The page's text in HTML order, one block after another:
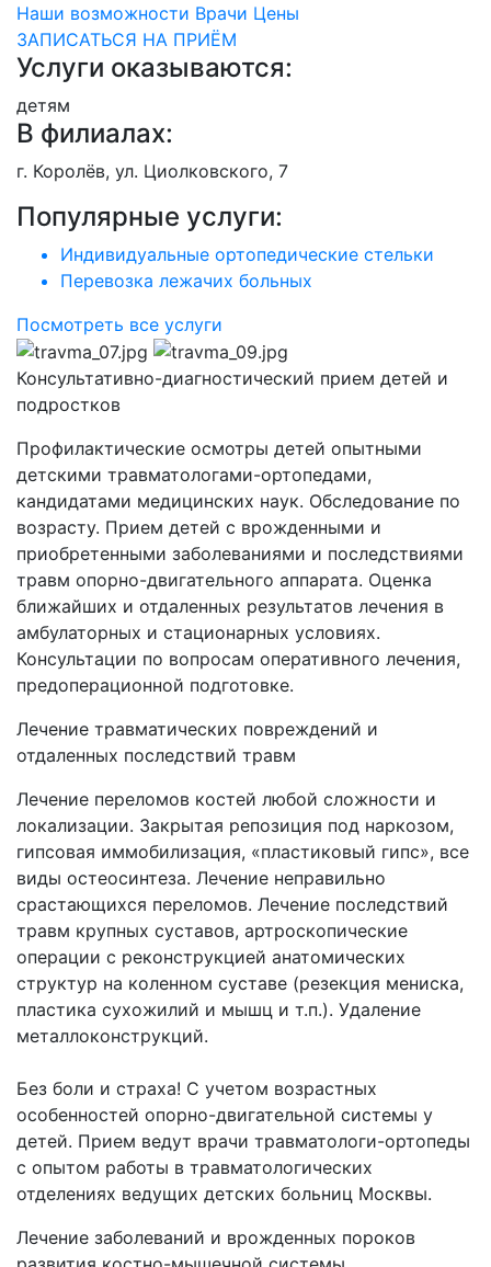
Наши возможности Врачи Цены
ЗАПИСАТЬСЯ НА ПРИЁМ
Услуги оказываются:
детям
В филиалах:
г. Королёв, ул. Циолковского, 7
Популярные услуги:
Индивидуальные ортопедические стельки
Перевозка лежачих больных
Посмотреть все услуги
Консультативно-диагностический прием детей и
подростков
Профилактические осмотры детей опытными
детскими травматологами-ортопедами,
кандидатами медицинских наук. Обследование по
возрасту. Прием детей с врожденными и
приобретенными заболеваниями и последствиями
травм опорно-двигательного аппарата. Оценка
ближайших и отдаленных результатов лечения в
амбулаторных и стационарных условиях.
Консультации по вопросам оперативного лечения,
предоперационной подготовке.
Лечение травматических повреждений и
отдаленных последствий травм
Лечение переломов костей любой сложности и
локализации. Закрытая репозиция под наркозом,
гипсовая иммобилизация, «пластиковый гипс», все
виды остеосинтеза. Лечение неправильно
срастающихся переломов. Лечение последствий
травм крупных суставов, артроскопические
операции с реконструкцией анатомических
структур на коленном суставе (резекция мениска,
пластика сухожилий и мышц и т.п.). Удаление
металлоконструкций.
Без боли и страха! С учетом возрастных
особенностей опорно-двигательной системы у
детей. Прием ведут врачи травматологи-ортопеды
с опытом работы в травматологических
отделениях ведущих детских больниц Москвы.
Лечение заболеваний и врожденных пороков